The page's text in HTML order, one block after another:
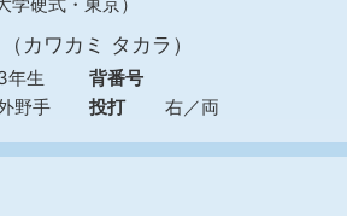
（カワカミ タカラ）
年生
背番号
野手 投打 右／両